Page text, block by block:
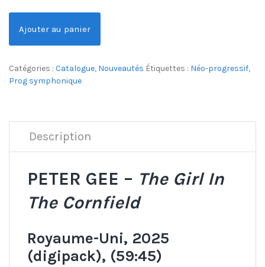
Ajouter au panier
Catégories : Catalogue, Nouveautés Étiquettes : Néo-progressif,
Prog symphonique
Description
PETER GEE – The Girl In
The Cornfield
Royaume-Uni, 2025
(digipack), (59:45)